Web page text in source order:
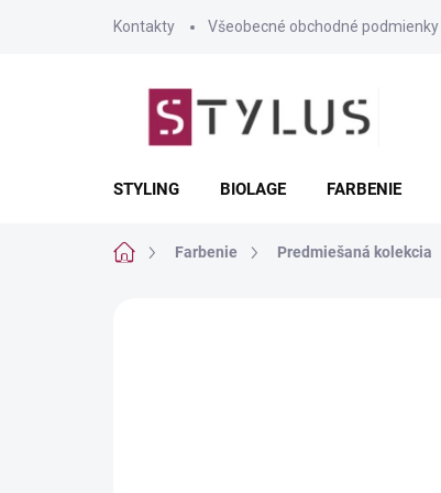
Kontakty Všeobecné obchodné podmienky
STYLING BIOLAGE FARBENIE
DomovFarbenie Predmiešaná kolekcia